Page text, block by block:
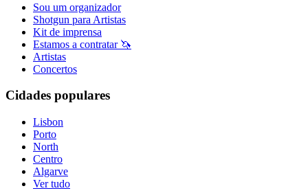
Sou um organizador
Shotgun para Artistas
Kit de imprensa
Estamos a contratar 🦄
Artistas
Concertos
Cidades populares
Lisbon
Porto
North
Centro
Algarve
Ver tudo